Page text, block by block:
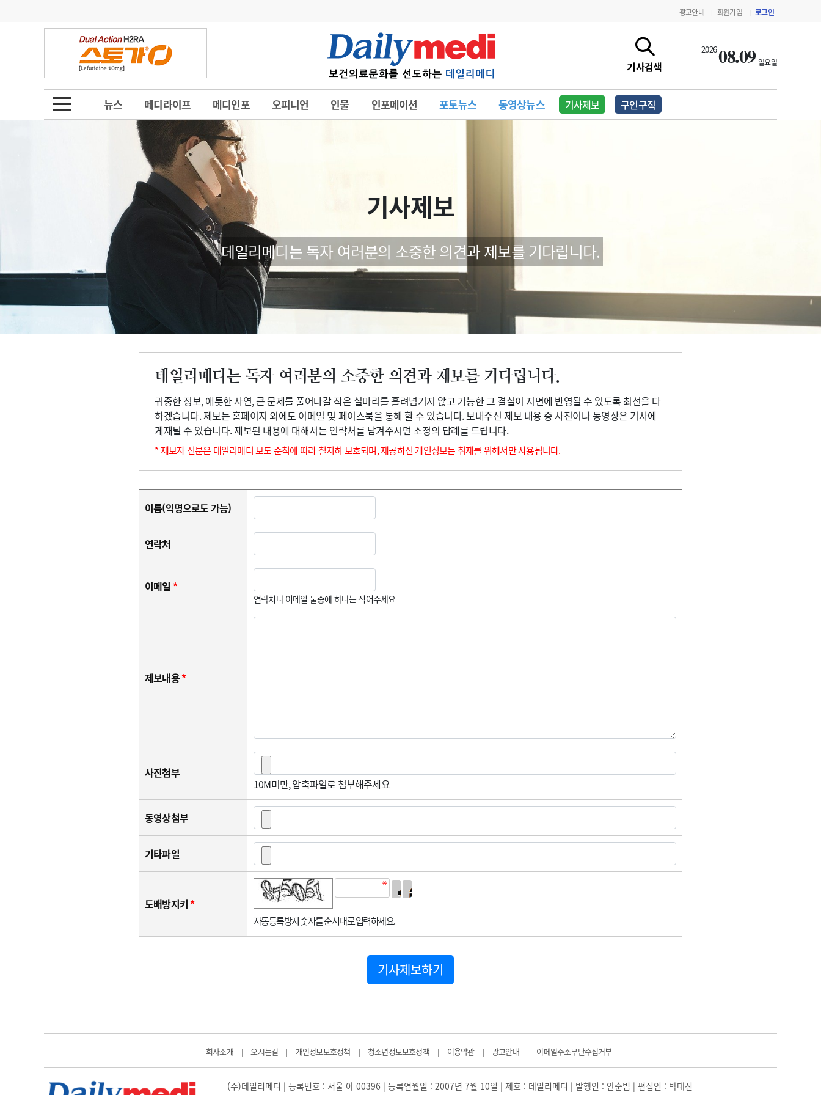
광고안내 회원가입 로그인
기사검색
202608.09 일요일
뉴스 메디라이프 메디인포 오피니언 인물 인포메이션 포토뉴스 동영상뉴스 기사제보 구인구직
금주의 검색어
1
의사인력 수급 추계
2
성분명 처방
3
AI의료
4
전공의 모집 결과
의사국시 합격률
6
관리급여 실시
의과대학 입시
10 약가인하
메디인포 사고
오피니언 칼럼 수첩
인물 초대석 피플
포토뉴스
지역병원 중소병원
행정처분 판례
학회·연수강좌 학회/연수강좌 행사
법적고지
기사제보
데일리메디는 독자 여러분의 소중한 의견과 제보를 기다립니다.
데일리메디는 독자 여러분의 소중한 의견과 제보를 기다립니다.
귀중한 정보, 애틋한 사연, 큰 문제를 풀어나갈 작은 실마리를 흘려넘기지 않고 가능한 그 결실이 지면에 반영될 수 있도록 최선을 다
하겠습니다. 제보는 홈페이지 외에도 이메일 및 페이스북을 통해 할 수 있습니다. 보내주신 제보 내용 중 사진이나 동영상은 기사에
게재될 수 있습니다. 제보된 내용에 대해서는 연락처를 남겨주시면 소정의 답례를 드립니다.
* 제보자 신분은 데일리메디 보도 준칙에 따라 철저히 보호되며, 제공하신 개인정보는 취재를 위해서만 사용됩니다.
이름(익명으로도 가능)
연락처
이메일 *
연락처나 이메일 둘중에 하나는 적어주세요
제보내용*
사진첨부
10M미만, 압축파일로 첨부해주세요
동영상첨부
기타파일
도배방지키 *
자동등록방지 숫자를 순서대로 입력하세요.
기사제보하기
회사소개 | 오시는길 | 개인정보보호정책 | 청소년정보보호정책 | 이용약관 | 광고안내 | 이메일주소무단수집거부 |
(주)데일리메디 | 등록번호 : 서울 아 00396 | 등록연월일 : 2007년 7월 10일 | 제호 : 데일리메디 | 발행인 : 안순범 | 편집인 : 박대진